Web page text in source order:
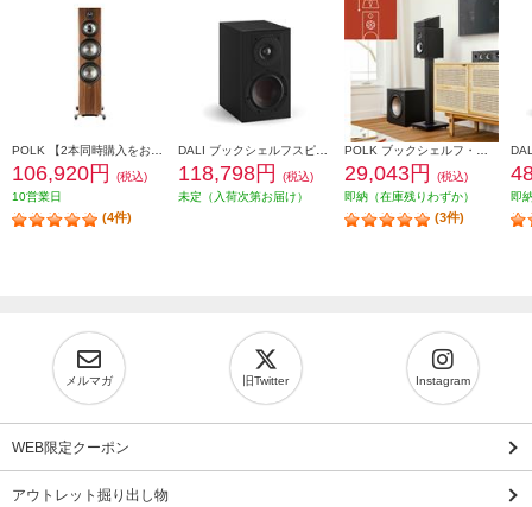
106,920円
(税込)
10営業日
(4件)
118,798円
(税込)
未定（入荷次第お届け）
29,043円
(税込)
即納（在庫残りわずか）
(3件)
即
メルマガ 旧Twitter Instagram
WEB限定クーポン
アウトレット掘り出し物